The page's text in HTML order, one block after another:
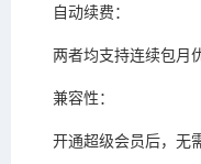
自动续费：
两者均支持连续包月
兼容性：
开通超级会员后，无